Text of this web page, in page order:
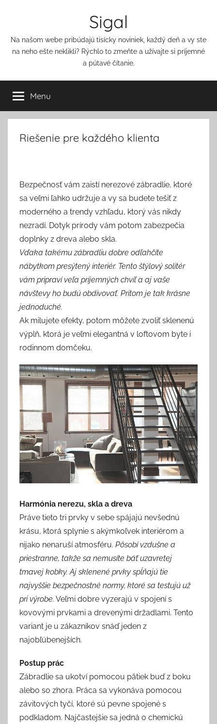
Sigal
Na našom webe pribúdajú tisícky noviniek, každý deň a vy ste
na neho ešte neklikli? Rýchlo to zmeňte a užívajte si príjemné
a pútavé čítanie.
Menu
Riešenie pre každého klienta
Bezpečnosť vám zaistí nerezové zábradlie, ktoré
sa veľmi ľahko udržuje a vy sa budete tešiť z
moderného a trendy vzhľadu, ktorý vás nikdy
nezradí. Dotyk prírody vám potom zabezpečia
doplnky z dreva alebo skla.
Vďaka takému zábradliu dobre odľahčíte
nábytkom presýtený interiér. Tento štýlový solitér
vám pripraví veľa príjemných chvíľ a aj vaše
návštevy ho budú obdivovať. Pritom je tak krásne
jednoduché.
Ak milujete efekty, potom môžete zvoliť sklenenú
výplň, ktorá je veľmi elegantná v loftovom byte i
rodinnom domčeku.
Harmónia nerezu, skla a dreva
Práve tieto tri prvky v sebe spájajú nevšednú
krásu, ktorá splynie s akýmkoľvek interiérom a
nijako nenaruší atmosféru. Pôsobí vzdušne a
priestranne, takže sa nemusíte báť uzavretej
tmavej kobky. Aj sklenené prvky spĺňajú tie
najvyššie bezpečnostné normy, ktoré sa testujú už
pri výrobe. Veľmi dobre vyzerajú v spojení s
kovovými prvkami a drevenými držadlami. Tento
variant je u zákazníkov snáď jeden z
najobľúbenejších.
Postup prác
Zábradlie sa ukotví pomocou pätiek buď z boku
alebo so zhora. Práca sa vykonáva pomocou
závitových tyčí, ktoré sú pevne spojené s
podkladom. Najčastejšie sa jedná o chemickú